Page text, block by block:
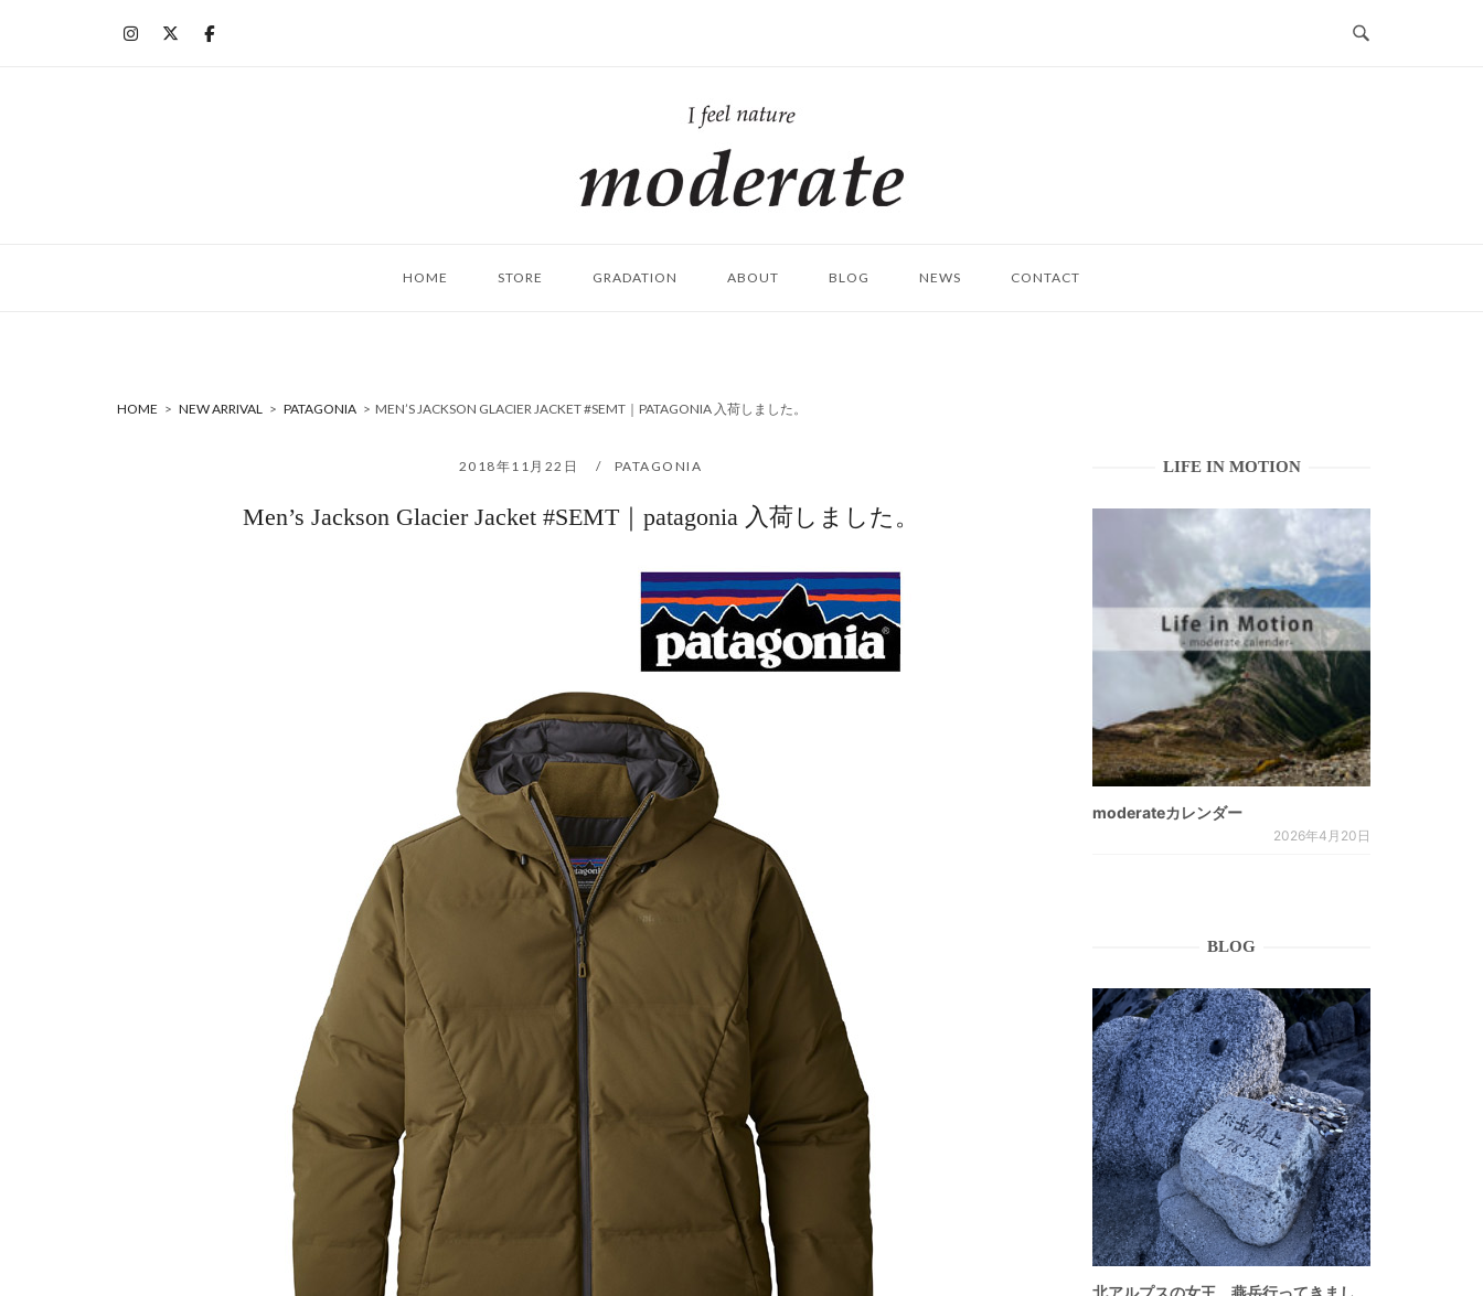
ム
HOME STORE GRADATION ABOUT BLOG NEWS CONTACT
HOME > NEW ARRIVAL > PATAGONIA > MEN’S JACKSON GLACIER JACKET #SEMT｜PATAGONIA 入荷しました。
2018年11月22日 PATAGONIA
Men’s Jackson Glacier Jacket #SEMT｜patagonia 入荷しました。
LIFE IN MOTION
moderateカレンダー
2026年4月20日
BLOG
北アルプスの女王 燕岳行ってきまし